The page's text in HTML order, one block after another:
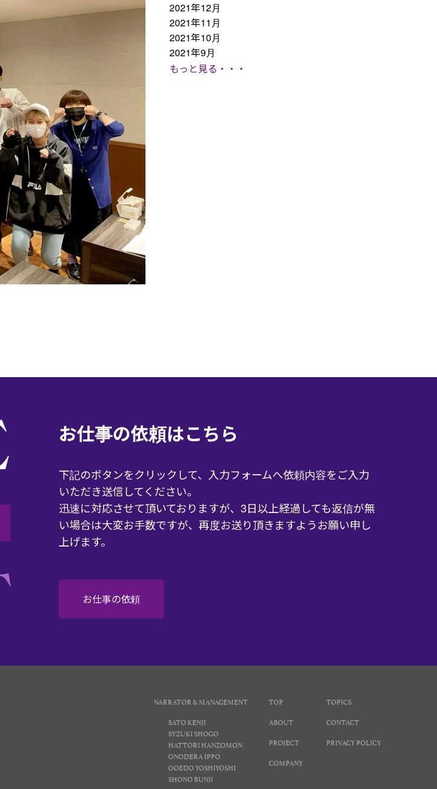
2021年12月
2021年11月
2021年10月
2021年9月
もっと見る・・・
お仕事の依頼はこちら
下記のボタンをクリックして、入力フォームへ依頼内容をご入力
いただき送信してください。
迅速に対応させて頂いておりますが、3日以上経過しても返信が無
い場合は大変お手数ですが、再度お送り頂きますようお願い申し
上げます。
お仕事の依頼
NARRATOR & MANAGEMENT
SATO KENJI
SYZUKI SHOGO
HATTORI HANZOMON
ONODERA IPPO
OOEDO YOSHIYOSHI
SHONO BUNJI
TOP
ABOUT
PROJECT
COMPANY
TOPICS
CONTACT
PRIVACY POLICY